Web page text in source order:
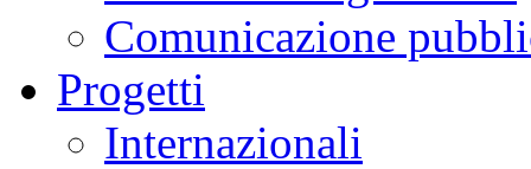
Comunicazione
Progetti
Internazionali